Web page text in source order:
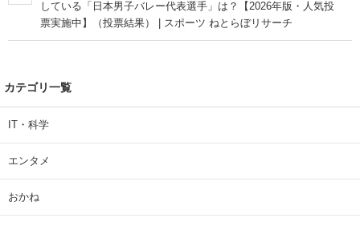
している「日本男子バレー代表選手」は？【2026年版・人気投
票実施中】（投票結果） | スポーツ ねとらぼリサーチ
カテゴリ一覧
IT・科学
エンタメ
おかね